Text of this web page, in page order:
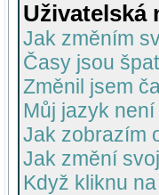
Uživatelská
Jak změním
Časy jsou
Změnil jsem
Můj jazyk
Jak zobrazím
Jak změní
Když kliknu